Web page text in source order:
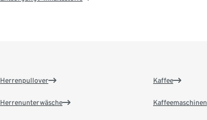
Herrenpullover
Herrenunterwäsche
Kaffee
Kaffeemaschinen